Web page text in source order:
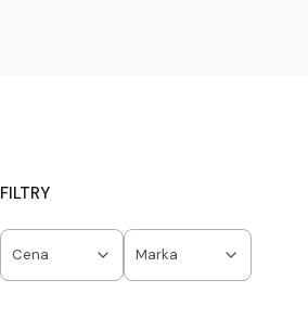
FILTRY
Cena Marka